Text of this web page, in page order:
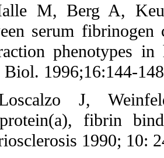
M, Berg A,
serum
phenotypes
Biol. 1996;16:144-
J,
fibrin
1990; 10: